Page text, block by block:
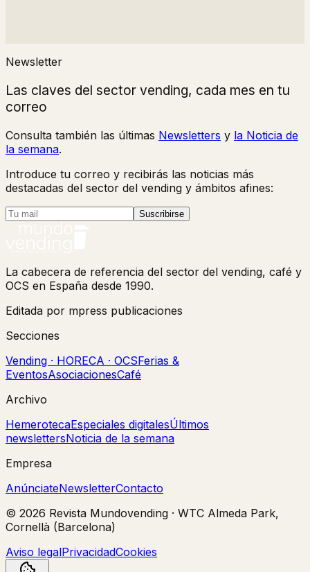
Newsletter
Las claves del sector vending, cada mes en tu
correo
Consulta también las últimas Newsletters y la Noticia de
la semana.
Introduce tu correo y recibirás las noticias más
destacadas del sector del vending y ámbitos afines:
Suscribirse
La cabecera de referencia del sector del vending, café y
OCS en España desde 1990.
Editada por mpress publicaciones
Secciones
Vending · HORECA · OCSFerias &
EventosAsociacionesCafé
Archivo
HemerotecaEspeciales digitalesÚltimos
newslettersNoticia de la semana
Empresa
AnúnciateNewsletterContacto
© 2026 Revista Mundovending · WTC Almeda Park,
Cornellà (Barcelona)
Aviso legalPrivacidadCookies